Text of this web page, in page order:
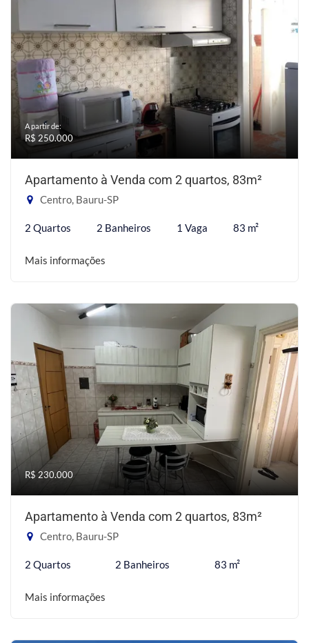
A partir de:
R$ 250.000
Apartamento à Venda com 2 quartos, 83m²
Centro, Bauru-SP
2 Quartos 2 Banheiros 1 Vaga 83 m²
Mais informações
R$ 230.000
Apartamento à Venda com 2 quartos, 83m²
Centro, Bauru-SP
2 Quartos 2 Banheiros 83 m²
Mais informações